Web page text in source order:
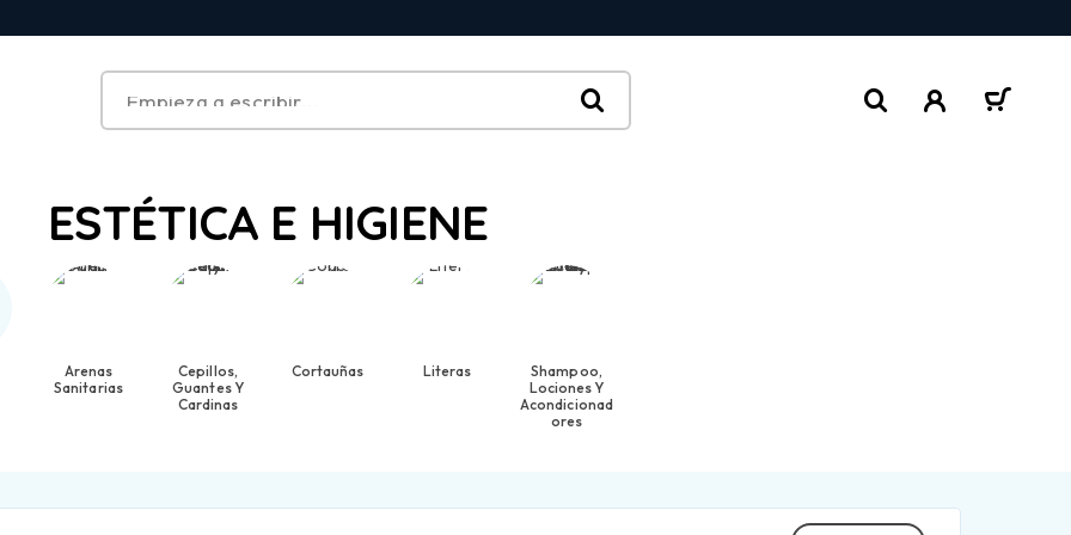
ESTÉTICA E HIGIENE
Arenas
Sanitarias
Cepillos,
Guantes Y
Cardinas
Cortauñas Literas
Shampoo,
Lociones Y
Acondicionad
Ores